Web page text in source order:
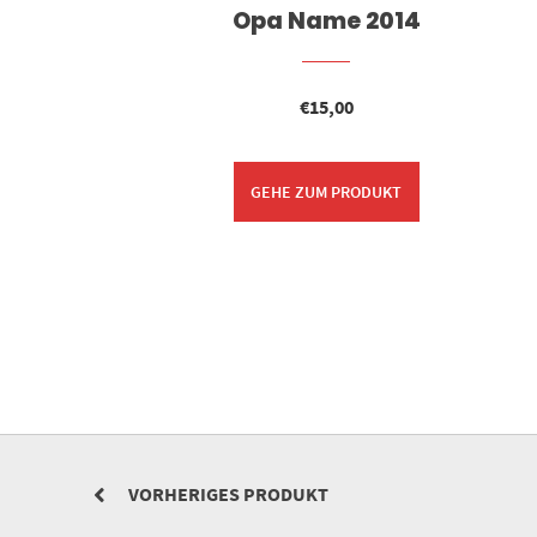
Opa Name 2014
€15,00
GEHE ZUM PRODUKT
VORHERIGES PRODUKT